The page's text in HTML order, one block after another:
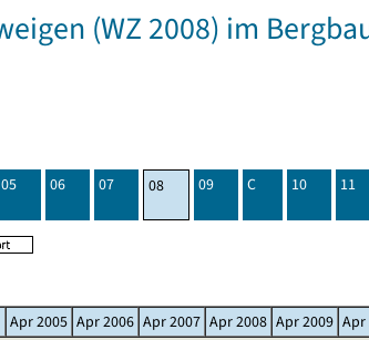
(WZ 2008) im
05 06 07 08 09 C 10 11
Apr 2005 Apr 2006 Apr 2007 Apr 2008 Apr 2009 Apr